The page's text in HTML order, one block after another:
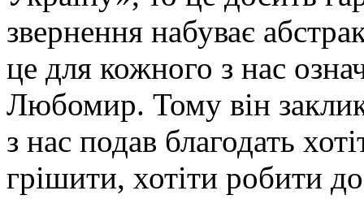
звернення набуває
це для кожного з нас
Любомир. Тому він
з нас подав благодать
грішити, хотіти робити